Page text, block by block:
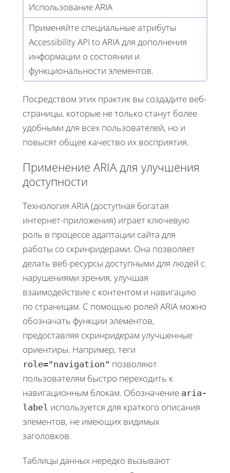
Использование ARIA
Применяйте специальные атрибуты
Accessibility API to ARIA для дополнения
информации о состоянии и
функциональности элементов.
Посредством этих практик вы создадите веб-
страницы, которые не только станут более
удобными для всех пользователей, но и
повысят общее качество их восприятия.
Применение ARIA для улучшения
доступности
Технология ARIA (доступная богатая
интернет-приложения) играет ключевую
роль в процессе адаптации сайта для
работы со скринридерами. Она позволяет
делать веб-ресурсы доступными для людей с
нарушениями зрения, улучшая
взаимодействие с контентом и навигацию
по страницам. С помощью ролей ARIA можно
обозначать функции элементов,
предоставляя скринридерам улучшенные
ориентиры. Например, теги
role="navigation" позволяют
пользователям быстро переходить к
навигационным блокам. Обозначение aria-
label используется для краткого описания
элементов, не имеющих видимых
заголовков.
Таблицы данных нередко вызывают